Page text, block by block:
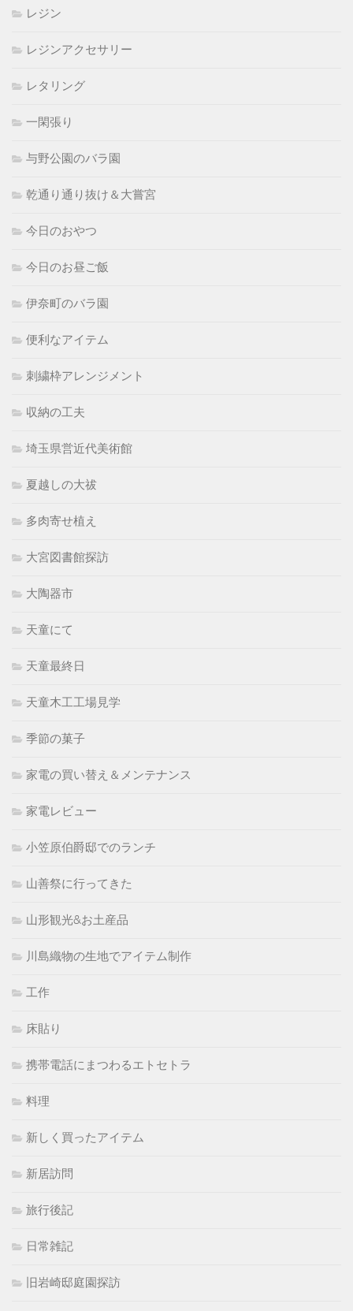
レジン
レジンアクセサリー
レタリング
一閑張り
与野公園のバラ園
乾通り通り抜け＆大嘗宮
今日のおやつ
今日のお昼ご飯
伊奈町のバラ園
便利なアイテム
刺繍枠アレンジメント
収納の工夫
埼玉県営近代美術館
夏越しの大祓
多肉寄せ植え
大宮図書館探訪
大陶器市
天童にて
天童最終日
天童木工工場見学
季節の菓子
家電の買い替え＆メンテナンス
家電レビュー
小笠原伯爵邸でのランチ
山善祭に行ってきた
山形観光&お土産品
川島織物の生地でアイテム制作
工作
床貼り
携帯電話にまつわるエトセトラ
料理
新しく買ったアイテム
新居訪問
旅行後記
日常雑記
旧岩崎邸庭園探訪